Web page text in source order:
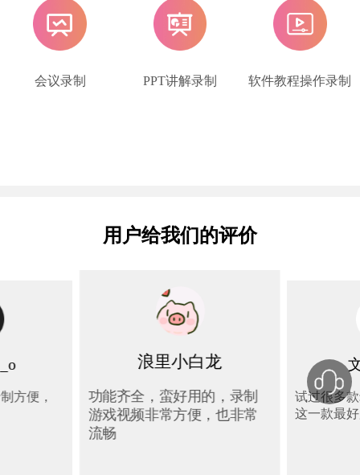
会议录制 PPT讲解录制 软件教程操作录制
用户给我们的评价
方便，
浪里小白龙
功能齐全，蛮好用的，录制
游戏视频非常方便，也非常
流畅
试过很多
这一款最